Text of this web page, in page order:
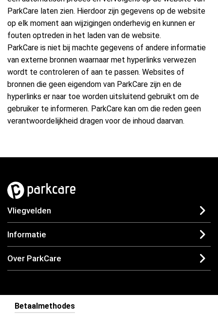
ParkCare laten zien. Hierdoor zijn gegevens op de website
op elk moment aan wijzigingen onderhevig en kunnen er
fouten optreden in het laden van de website.
ParkCare is niet bij machte gegevens of andere informatie
van externe bronnen waarnaar met hyperlinks verwezen
wordt te controleren of aan te passen. Websites of
bronnen die geen eigendom van ParkCare zijn en de
hyperlinks er naar toe worden uitsluitend gebruikt om de
gebruiker te informeren. ParkCare kan om die reden geen
verantwoordelijkheid dragen voor de inhoud daarvan.
Vliegvelden
Informatie
Over ParkCare
Betaalmethodes